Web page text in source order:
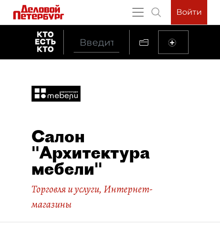
Войти
Салон
"Архитектура
мебели"
Торговля и услуги, Интернет-
магазины